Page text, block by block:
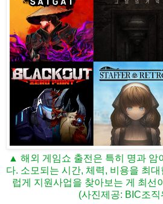
▲ 해외 게임쇼 출전은 특히 명과 암
다. 소모되는 시간, 체력, 비용을 최
럽게 지원사업을 찾아보는 게 최선
(사진제공: BIC조직